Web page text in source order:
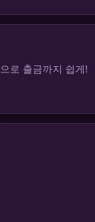
로 출금까지 쉽게!